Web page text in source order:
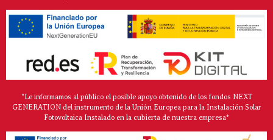
"Le informamos al público el posible apoyo obtenido de los fondos NEXT
GENERATION del instrumento de la Unión Europea para la Instalación Solar
Fotovoltaica Instalado en la cubierta de nuestra empresa*